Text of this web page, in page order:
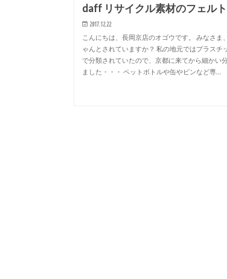
daff リサイクル素材のフェル
2017.12.22
こんにちは、長岡京店のオゴウです。 みなさま
ゃんとされていますか？ 私の地元ではプラスチ
で分類されていたので、京都に来てから細かい
ました・・・ ペットボトルや缶やビンなど専…